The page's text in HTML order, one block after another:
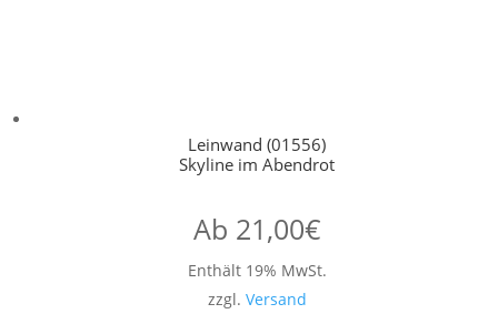
Leinwand (01556)
Skyline im Abendrot
Ab 21,00€
Enthält 19% MwSt.
zzgl. Versand